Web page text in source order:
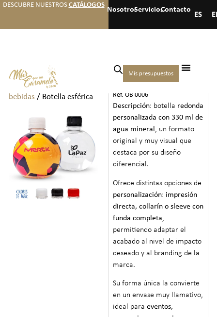
DESCUBRE NUESTROS CATÁLOGOS
NosotrosServiciosContacto
ES
Mis presupuestos
Inicio/
Galletas bebidas y
otros/Aguas y
bebidas / Botella esférica
BOTELLA ESFÉRICA
Ref. OB 0006
Descripción: botella redonda
personalizada con 330 ml de
agua mineral, un formato
original y muy visual que
destaca por su diseño
diferencial.
Ofrece distintas opciones de
personalización: impresión
directa, collarín o sleeve con
funda completa,
permitiendo adaptar el
acabado al nivel de impacto
deseado y al branding de la
marca.
Su forma única la convierte
en un envase muy llamativo,
ideal paraeventos,